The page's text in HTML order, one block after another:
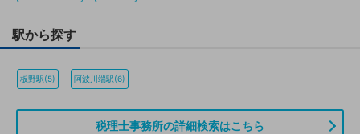
駅から探す
板野駅(5) 阿波川端駅(6)
税理士事務所の詳細検索はこちら